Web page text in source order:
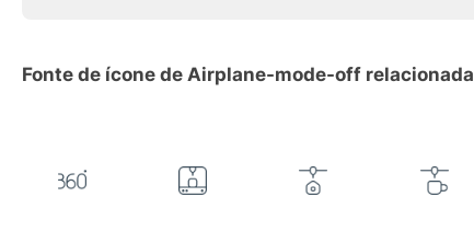
Fonte de ícone de Airplane-mode-off relacionada